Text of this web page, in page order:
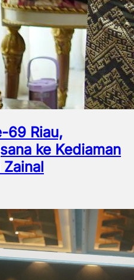
69 Riau,
ke Kediaman